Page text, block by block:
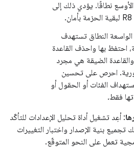
نطاقًا. يؤدي ذلك إلى
الواسعة النطاق تستهدف
احتفظ بها واحذف القاعدة
الضيقة هي مجرد
احرص على تحسين
الفئات أو الحقول أو
فقط.
: أعِد تشغيل أداة تحليل الإعدادات للتأكّد
بنية الإصدار واختبار التغييرات
تعمل على النحو المتوقّع.